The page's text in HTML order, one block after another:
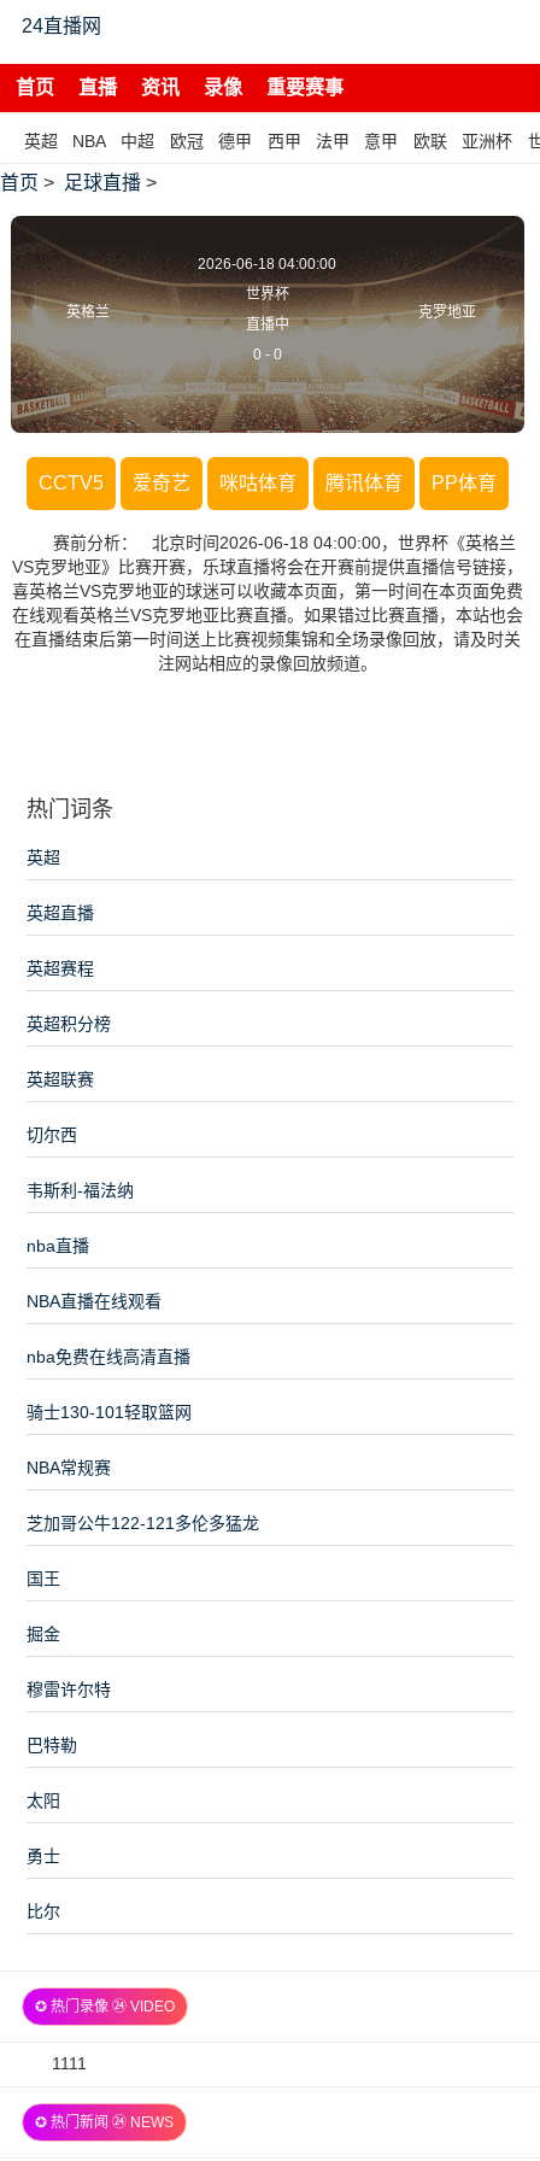
24直播网
首页 直播 资讯 录像 重要赛事
英超 NBA 中超 欧冠 德甲 西甲 法甲 意甲 欧联 亚洲杯
首页 > 足球直播 >
英格兰
2026-06-18 04:00:00
世界杯
直播中
0 - 0
克罗地亚
CCTV5 爱奇艺 咪咕体育 腾讯体育 PP体育
赛前分析： 北京时间2026-06-18 04:00:00，世界杯《英格兰
VS克罗地亚》比赛开赛，乐球直播将会在开赛前提供直播信号链接，
喜英格兰VS克罗地亚的球迷可以收藏本页面，第一时间在本页面免费
在线观看英格兰VS克罗地亚比赛直播。如果错过比赛直播，本站也会
在直播结束后第一时间送上比赛视频集锦和全场录像回放，请及时关
注网站相应的录像回放频道。
热门词条
英超
英超直播
英超赛程
英超积分榜
英超联赛
切尔西
韦斯利-福法纳
nba直播
NBA直播在线观看
nba免费在线高清直播
骑士130-101轻取篮网
NBA常规赛
芝加哥公牛122-121多伦多猛龙
国王
掘金
穆雷许尔特
巴特勒
太阳
勇士
比尔
✪ 热门录像 ㉔ VIDEO
2026-
06
1111
✪ 热门新闻 ㉔ NEWS